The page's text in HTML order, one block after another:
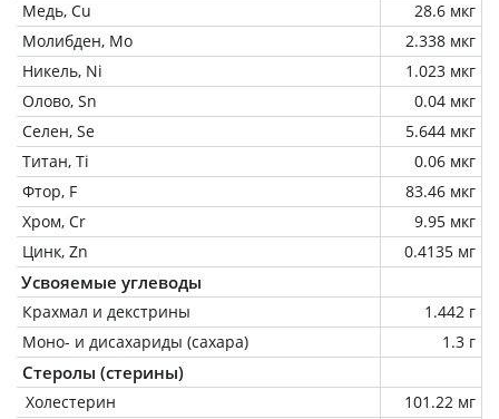
Медь, Cu
28.6 мкг
Молибден, Mo
2.338 мкг
Никель, Ni
1.023 мкг
Олово, Sn
0.04 мкг
Селен, Se
5.644 мкг
Титан, Ti
0.06 мкг
Фтор, F
83.46 мкг
Хром, Cr
9.95 мкг
Цинк, Zn
0.4135 мг
Усвояемые углеводы
Крахмал и декстрины
1.442 г
Моно- и дисахариды (сахара)
1.3 г
Стеролы (стерины)
Холестерин 101.22 мг